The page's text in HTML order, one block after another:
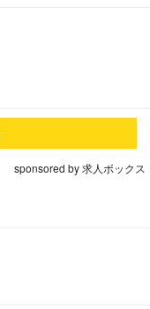
sponsored by 求人ボックス